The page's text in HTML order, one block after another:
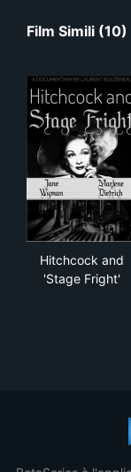
Film Simili (10)
Hitchcock and
'Stage Fright'